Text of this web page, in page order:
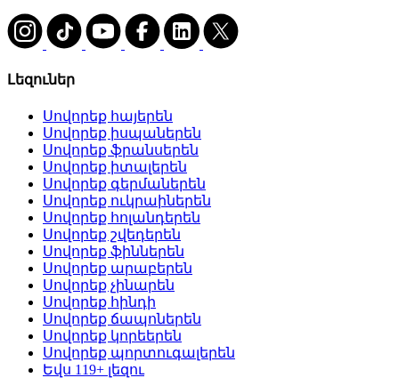
Լեզուներ
Սովորեք հայերեն
Սովորեք իսպաներեն
Սովորեք ֆրանսերեն
Սովորեք իտալերեն
Սովորեք գերմաներեն
Սովորեք ուկրաիներեն
Սովորեք հոլանդերեն
Սովորեք շվեդերեն
Սովորեք ֆիններեն
Սովորեք արաբերեն
Սովորեք չինարեն
Սովորեք հինդի
Սովորեք ճապոներեն
Սովորեք կորեերեն
Սովորեք պորտուգալերեն
Եվս 119+ լեզու